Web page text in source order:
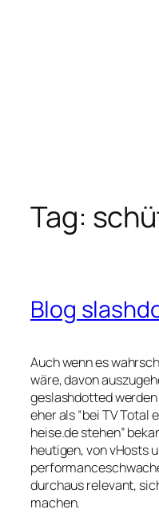
Tag:
Blog
Auch wenn es
wäre, davon
geslashdotted
eher als “bei TV Total
heise.de stehen”
heutigen, von vHosts
durchaus relevant,
machen.